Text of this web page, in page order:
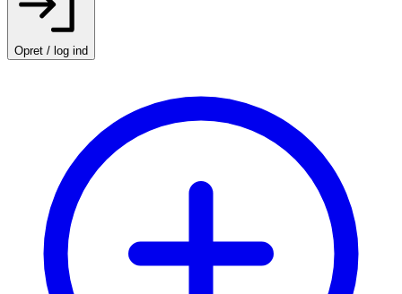
Opret / log ind